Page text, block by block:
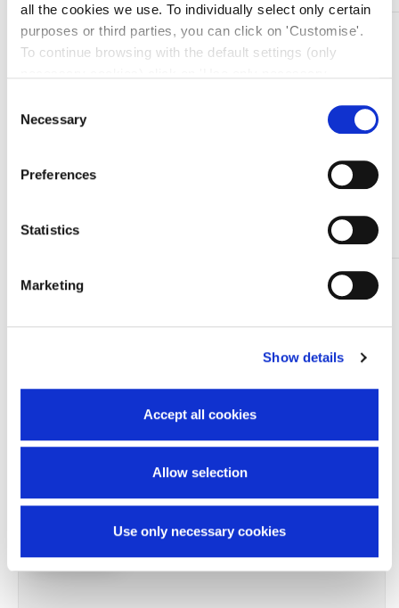
all the cookies we use. To individually select only certain
purposes or third parties, you can click on 'Customise'.
To continue browsing with the default settings (only
Policy. The cookie settings can be updated at any time
Selection
Necessary
Preferences
Statistics
Marketing
Show details
Accept all cookies
Allow selection
Use only necessary cookies
DESCRIZIONE
Rotolo per lettino, qualità PREMIUM, realizzato con il 100%
brevettata “Satin” che conferisce alla carta maggiore
assorbenza,
I rotoli sono confezionati singolarmente con tecnologia
e dell’igiene.
TI SERVONO INFORMAZIONI SU QUESTO
Chiedi informazioni
Prodotti correlati